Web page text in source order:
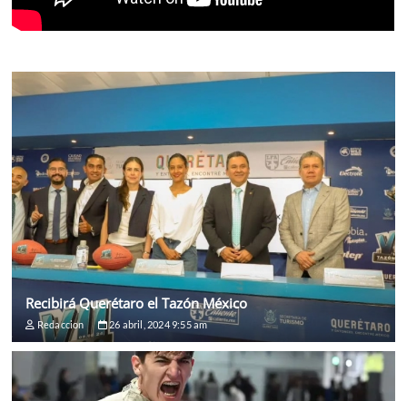
Recibirá Querétaro el Tazón México
Redaccion 26 abril, 2024 9:55 am